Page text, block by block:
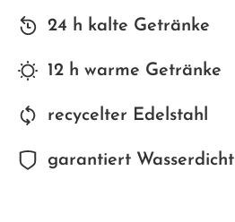
24 h kalte Getränke
12 h warme Getränke
recycelter Edelstahl
garantiert Wasserdicht